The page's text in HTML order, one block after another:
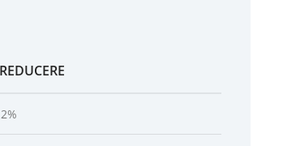
REDUCERE
2%